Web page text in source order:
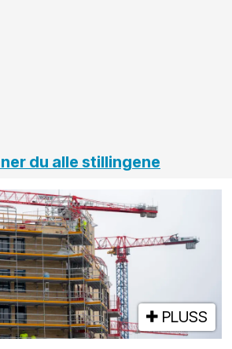
du alle stillingene
PLUSS